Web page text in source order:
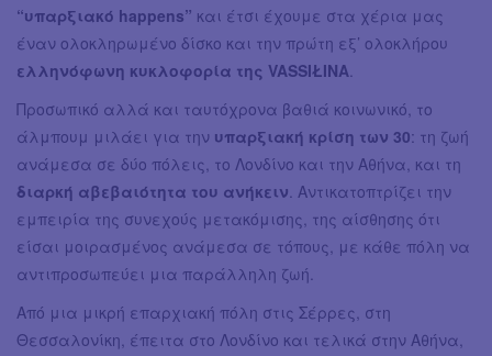
“υπαρξιακό happens” και έτσι έχουμε στα χέρια μας
έναν ολοκληρωμένο δίσκο και την πρώτη εξ’ ολοκλήρου
ελληνόφωνη κυκλοφορία της VASSIŁINA
Προσωπικό αλλά και ταυτόχρονα βαθιά κοινωνικό, το
άλμπουμ μιλάει για την υπαρξιακή κρίση των 30: τη ζωή
ανάμεσα σε δύο πόλεις, το Λονδίνο και την Αθήνα, και τη
διαρκή αβεβαιότητα του ανήκειν . Αντικατοπτρίζει την
εμπειρία της συνεχούς μετακόμισης, της αίσθησης ότι
είσαι μοιρασμένος ανάμεσα σε τόπους, με κάθε πόλη να
αντιπροσωπεύει μια παράλληλη ζωή.
Από μια μικρή επαρχιακή πόλη στις Σέρρες, στη
Θεσσαλονίκη, έπειτα στο Λονδίνο και τελικά στην Αθήνα,